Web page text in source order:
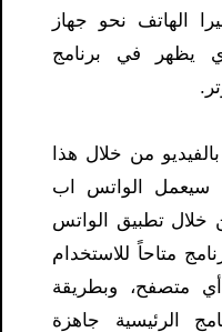
الهاتف نحو جهاز
يظهر في برنامج
من خلال هذا
سيعمل الواتس اب
خلال تطبيق الواتس
متاحاً للاستخدام
متصفح، وبطريقة
الرئيسية جاهزة